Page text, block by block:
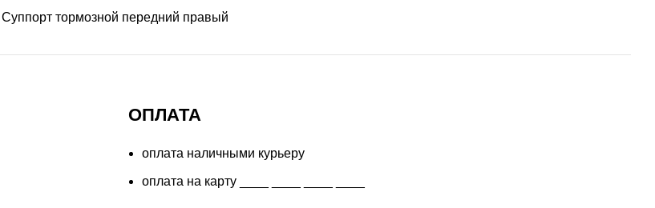
Суппорт тормозной передний правый
ОПЛАТА
оплата наличными курьеру
оплата на карту ____ ____ ____ ____